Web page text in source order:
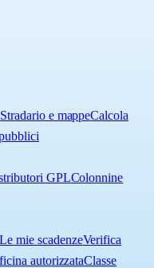
Stradario e mappeCalcola
GPLColonnine
Le mie scadenzeVerifica
autorizzataClasse